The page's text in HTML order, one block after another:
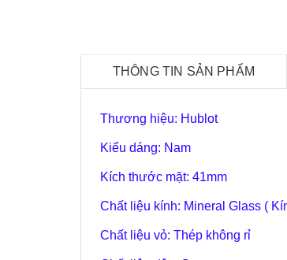
THÔNG TIN SẢN PHẨM
Thương hiệu: Hublot
Kiểu dáng: Nam
Kích thước mặt: 41mm
Chất liệu kính: Mineral Glass (
Chất liệu vỏ: Thép không rỉ